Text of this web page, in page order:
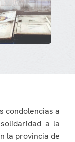
condolencias a
a la
la provincia de